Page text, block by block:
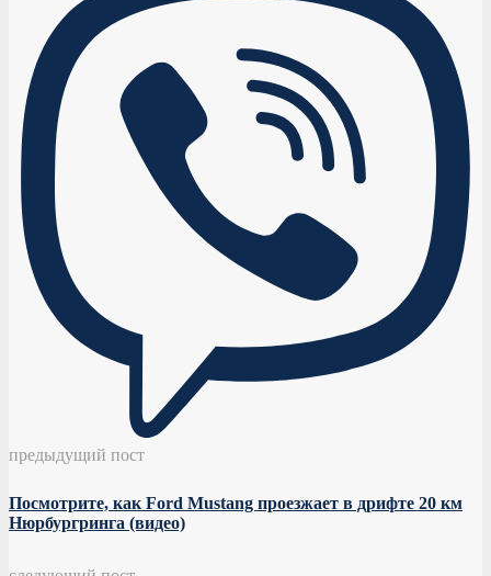
предыдущий пост
Посмотрите, как Ford Mustang проезжает в дрифте 20 км
Нюрбургринга (видео)